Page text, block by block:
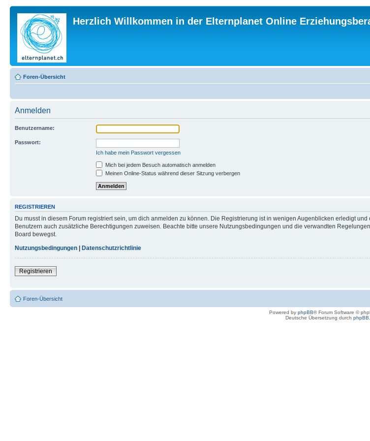
Herzlich Willkommen in der Elternplanet Online
Foren-Übersicht
Anmelden
Benutzername:
Passwort:
Ich habe mein Passwort vergessen
Mich bei jedem Besuch automatisch anmelden
Meinen Online-Status während dieser Sitzung verbergen
REGISTRIEREN
Du musst in diesem Forum registriert sein, um dich anmelden zu können. Die Registrierung ist in wenigen Augenblicken erledigt
Benutzern auch zusätzliche Berechtigungen zuweisen. Beachte bitte unsere Nutzungsbedingungen und die verwandten
Board bewegst.
Nutzungsbedingungen | Datenschutzrichtlinie
Registrieren
Foren-Übersicht
Powered by phpBB® Forum Software ©
Deutsche Übersetzung durch